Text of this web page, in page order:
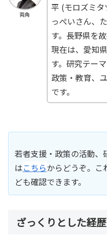
両角
平 (モロズミ
っぺいさん、
す。長野県を
現在は、愛知
す。研究テー
政策・教育、
です。
若者支援・政策の活動、
はこちらからどうぞ。こ
ども確認できます。
ざっくりとした経歴